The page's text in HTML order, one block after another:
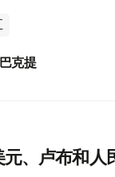
克提
、卢布和人